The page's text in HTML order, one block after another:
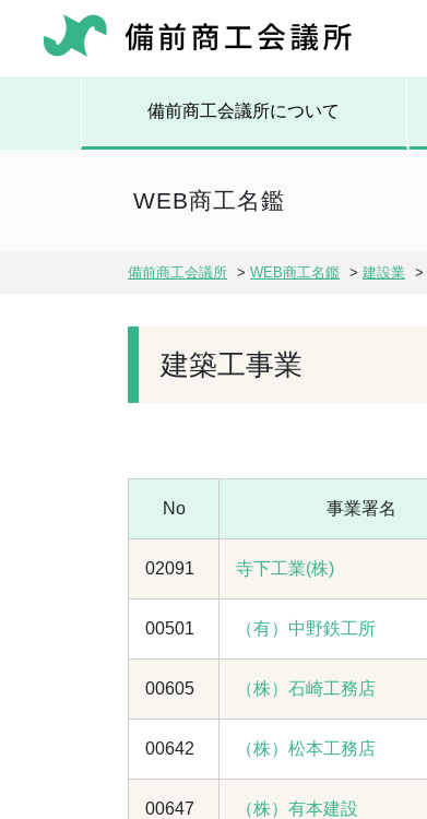
備前商工会議所について
WEB商工名鑑
備前商工会議所 > WEB商工名鑑 > 建設業 >
建築工事業
No 事業署名
02091 寺下工業(株)
00501 （有）中野鉄工所
00605 （株）石崎工務店
00642 （株）松本工務店
00647 （株）有本建設